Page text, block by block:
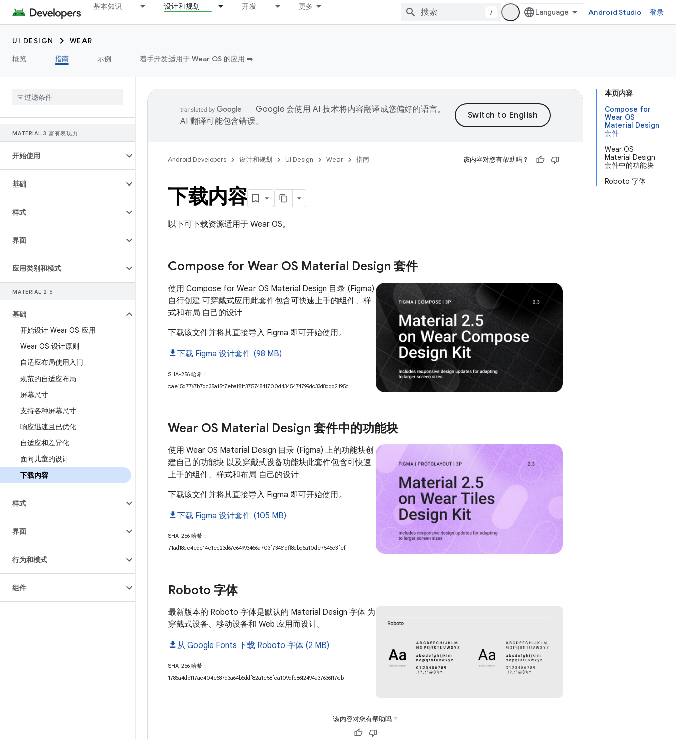
基本知识 设计和规划 开发 更多
/ Android Studio 登录
UI DESIGN
WEAR
概览
指南 示例 着手开发适用于 Wear OS 的应用 ➡️
MATERIAL 3 富有表现力
开始使用
基础
样式
界面
应用类别和模式
MATERIAL 2 . 5
基础
开始设计 Wear OS 应用
Wear OS 设计原则
自适应布局使用入门
规范的自适应布局
屏幕尺寸
支持各种屏幕尺寸
响应迅速且已优化
自适应和差异化
面向儿童的设计
下载内容
样式
界面
行为和模式
组件
本页内容
Compose for
Wear OS
Material Design
套件
Wear OS
Material Design
套件中的功能块
Roboto 字体
Google 会使用 AI 技术将内容翻译成您偏好的语言。
AI 翻译可能包含错误。
Android Developers 设计和规划 UI Design Wear 指南 该内容对您有帮助吗？
下载内容
以下可下载资源适用于 Wear OS。
Compose for Wear OS Material Design 套件
使用 Compose for Wear OS Material Design 目录 (Figma)
自行创建 可穿戴式应用此套件包含可快速上手的组件、样
式和布局 自己的设计
下载该文件并将其直接导入 Figma 即可开始使用。
下载 Figma 设计套件 (98 MB)
SHA-256 哈希：
cae15d7767b7dc35a15f7ebaf81f37574841700d4345474799dc33d8ddd2195c
Wear OS Material Design 套件中的功能块
使用 Wear OS Material Design 目录 (Figma) 上的功能块创
建自己的功能块 以及穿戴式设备功能块此套件包含可快速
上手的组件、样式和布局 自己的设计
下载该文件并将其直接导入 Figma 即可开始使用。
下载 Figma 设计套件 (105 MB)
SHA-256 哈希：
71ad18ce4edc14e1ec23d67c64993466a703f73461dff8cbd6a10de7546c3fef
Roboto 字体
最新版本的 Roboto 字体是默认的 Material Design 字体 为
穿戴式设备、移动设备和 Web 应用而设计。
从 Google Fonts 下载 Roboto 字体 (2 MB)
SHA-256 哈希：
1786a4db117ac404e687d3a64b6ddf82a1e58fca109dfc8612494a37636117cb
该内容对您有帮助吗？